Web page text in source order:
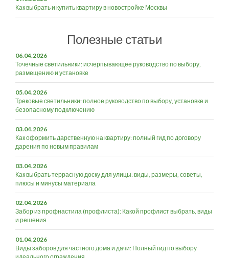
Как выбрать и купить квартиру в новостройке Москвы
Полезные статьи
06.04.2026
Точечные светильники: исчерпывающее руководство по выбору,
размещению и установке
05.04.2026
Трековые светильники: полное руководство по выбору, установке и
безопасному подключению
03.04.2026
Как оформить дарственную на квартиру: полный гид по договору
дарения по новым правилам
03.04.2026
Как выбрать террасную доску для улицы: виды, размеры, советы,
плюсы и минусы материала
02.04.2026
Забор из профнастила (профлиста): Какой профлист выбрать, виды
и решения
01.04.2026
Виды заборов для частного дома и дачи: Полный гид по выбору